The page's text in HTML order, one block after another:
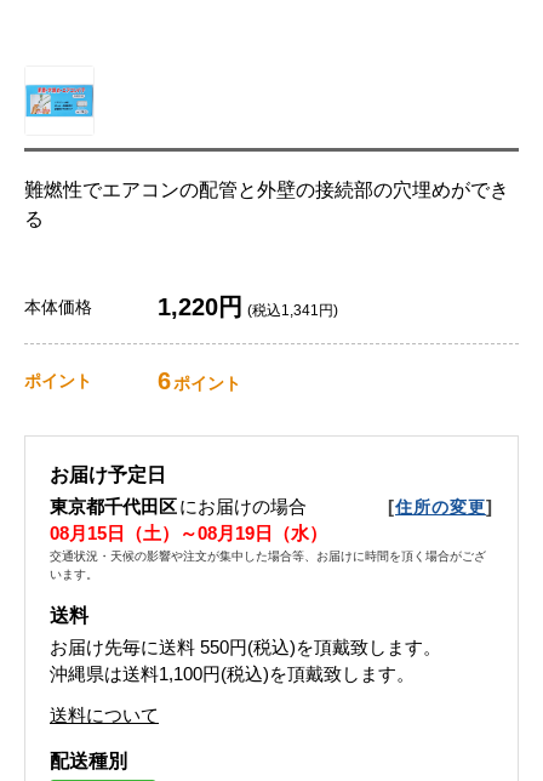
難燃性でエアコンの配管と外壁の接続部の穴埋めができ
る
本体価格 1,220円 (税込1,341円)
ポイント 6ポイント
お届け予定日
東京都千代田区にお届けの場合 [住所の変更]
08月15日（土）～08月19日（水）
交通状況・天候の影響や注文が集中した場合等、お届けに時間を頂く場合がござ
います。
送料
お届け先毎に送料 550円(税込)を頂戴致します。
沖縄県は送料1,100円(税込)を頂戴致します。
送料について
配送種別